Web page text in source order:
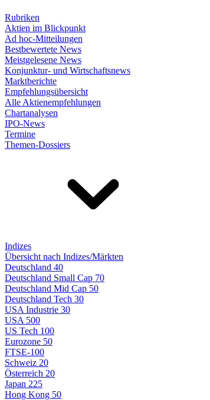
Rubriken
Aktien im Blickpunkt
Ad hoc-Mitteilungen
Bestbewertete News
Meistgelesene News
Konjunktur- und Wirtschaftsnews
Marktberichte
Empfehlungsübersicht
Alle Aktienempfehlungen
Chartanalysen
IPO-News
Termine
Themen-Dossiers
Indizes
Übersicht nach Indizes/Märkten
Deutschland 40
Deutschland Small Cap 70
Deutschland Mid Cap 50
Deutschland Tech 30
USA Industrie 30
USA 500
US Tech 100
Eurozone 50
FTSE-100
Schweiz 20
Österreich 20
Japan 225
Hong Kong 50